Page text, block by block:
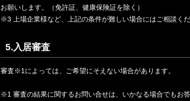
お願いします。（免許証、健康保険証を除く）
※3 上場企業様など、上記の条件が難しい場合にはご相談くだ
5.入居審査
審査※1によっては、ご希望にそえない場合があります。
※1 審査の結果に関するお問い合せは、いかなる場合でもお